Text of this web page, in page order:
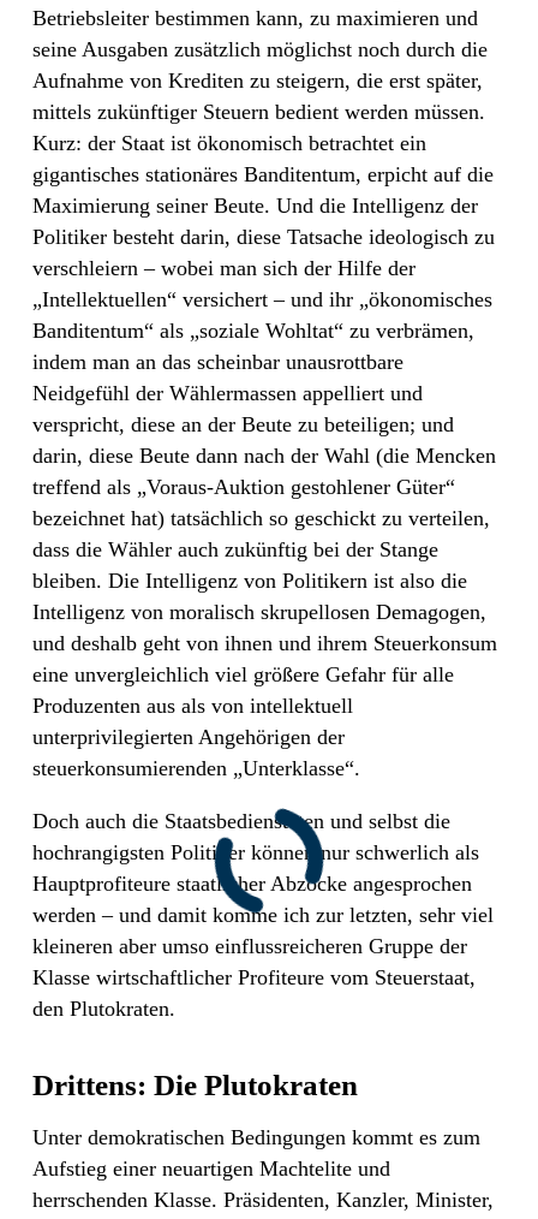
Betriebsleiter bestimmen kann, zu maximieren und
seine Ausgaben zusätzlich möglichst noch durch die
Aufnahme von Krediten zu steigern, die erst später,
mittels zukünftiger Steuern bedient werden müssen.
Kurz: der Staat ist ökonomisch betrachtet ein
gigantisches stationäres Banditentum, erpicht auf die
Maximierung seiner Beute. Und die Intelligenz der
Politiker besteht darin, diese Tatsache ideologisch zu
verschleiern – wobei man sich der Hilfe der
„Intellektuellen“ versichert – und ihr „ökonomisches
Banditentum“ als „soziale Wohltat“ zu verbrämen,
indem man an das scheinbar unausrottbare
Neidgefühl der Wählermassen appelliert und
verspricht, diese an der Beute zu beteiligen; und
darin, diese Beute dann nach der Wahl (die Mencken
treffend als „Voraus-Auktion gestohlener Güter“
bezeichnet hat) tatsächlich so geschickt zu verteilen,
dass die Wähler auch zukünftig bei der Stange
bleiben. Die Intelligenz von Politikern ist also die
Intelligenz von moralisch skrupellosen Demagogen,
und deshalb geht von ihnen und ihrem Steuerkonsum
eine unvergleichlich viel größere Gefahr für alle
Produzenten aus als von intellektuell
unterprivilegierten Angehörigen der
steuerkonsumierenden „Unterklasse“.
Doch auch die Staatsbediensteten und selbst die
hochrangigsten Politiker können nur schwerlich als
Hauptprofiteure staatlicher Abzocke angesprochen
werden – und damit komme ich zur letzten, sehr viel
kleineren aber umso einflussreicheren Gruppe der
Klasse wirtschaftlicher Profiteure vom Steuerstaat,
den Plutokraten.
Drittens: Die Plutokraten
Unter demokratischen Bedingungen kommt es zum
Aufstieg einer neuartigen Machtelite und
herrschenden Klasse. Präsidenten, Kanzler, Minister,